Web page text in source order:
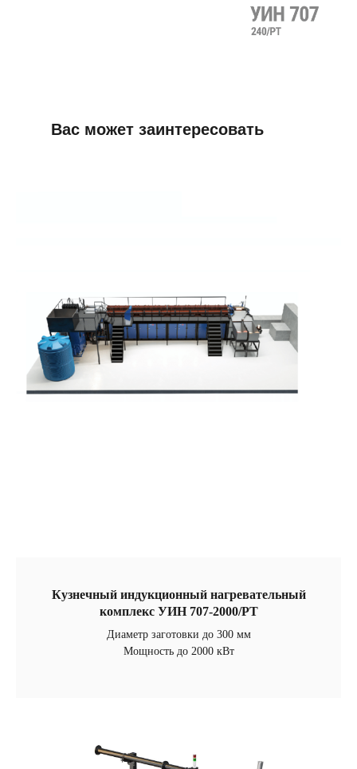
Вас может заинтересовать
Кузнечный индукционный нагревательный
комплекс УИН 707-2000/РТ
Диаметр заготовки до 300 мм
Мощность до 2000 кВт